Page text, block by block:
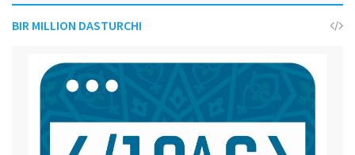
BIR MILLION DASTURCHI